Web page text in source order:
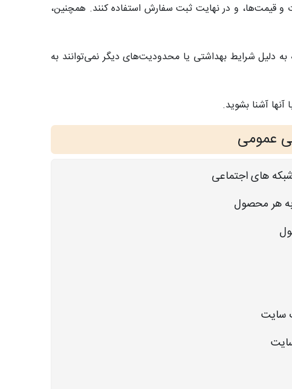
و قیمت‌ها، و در نهایت ثبت سفارش استفاده کنند. همچنین،
شرایط بهداشتی یا محدودیت‌های دیگر نمی‌توانند به
آشنا بشوید.
عمومی
های اجتماعی
به هر محصول
سایت